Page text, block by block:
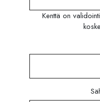
Kenttä on